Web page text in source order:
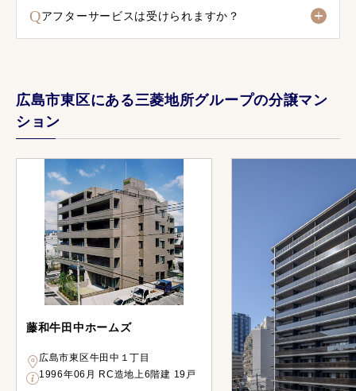
Qアフターサービスは受けられますか？
広島市東区にある三菱地所グループの分譲マン
ション
藤和牛田中ホームズ
広島市東区牛田中１丁目
1996年06月 RC造地上6階建 19戸